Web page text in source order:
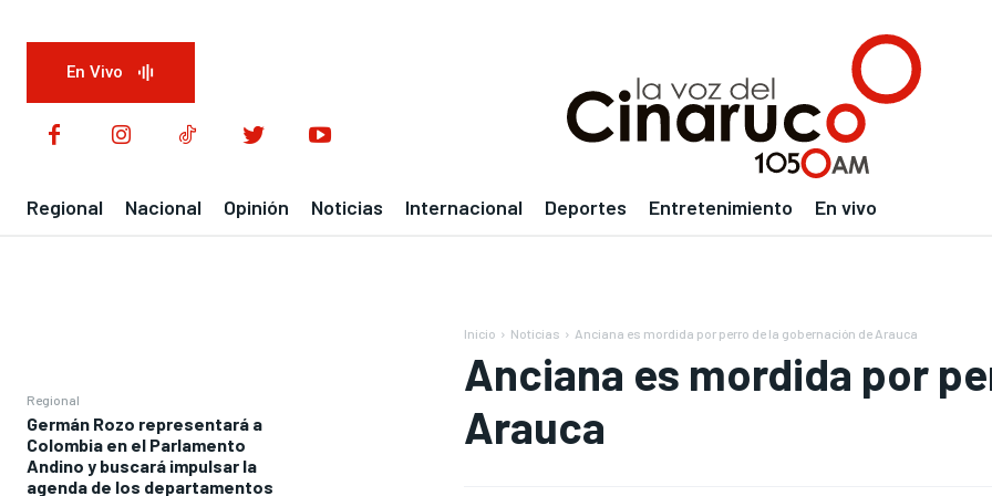
En Vivo
Regional Nacional Opinión Noticias Internacional Deportes Entretenimiento En vivo
Regional
Germán Rozo representará a
Colombia en el Parlamento
Andino y buscará impulsar la
agenda de los departamentos
Inicio Noticias Anciana es mordida por perro de la gobernación de Arauca
Anciana es mordida por
Arauca